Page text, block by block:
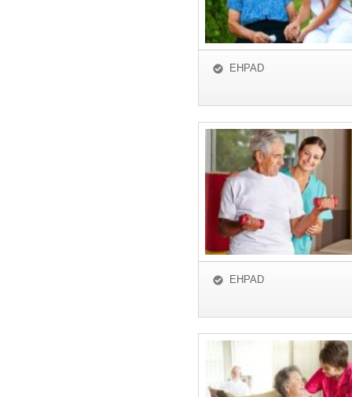
EHPAD
EHPAD